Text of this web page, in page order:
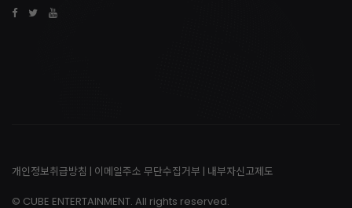
개인정보취급방침 | 이메일주소 무단수집거부 | 내부자신고제도
© CUBE ENTERTAINMENT. All rights reserved.